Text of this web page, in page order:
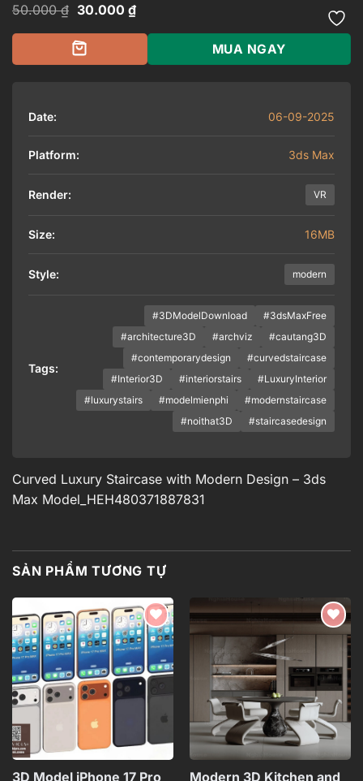
50.000₫ Giá
là:
50.000 ₫.
30.000 ₫Giá
hiện
tại
30.000 ₫.
MUA NGAY
Date: 06-09-2025
Platform: 3ds Max
Render: VR
Size: 16MB
Style: modern
Tags:
#3DModelDownload
#3dsMaxFree
#architecture3D
#archviz
#cautang3D
#contemporarydesign
#curvedstaircase
#Interior3D
#interiorstairs
#LuxuryInterior
#luxurystairs
#modelmienphi
#modernstaircase
#noithat3D
#staircasedesign
Curved Luxury Staircase with Modern Design – 3ds
Max Model_HEH480371887831
SẢN PHẨM TƯƠNG TỰ
Add to
wishlist
3D Model iPhone 17 Pro
Modern 3D Kitchen and